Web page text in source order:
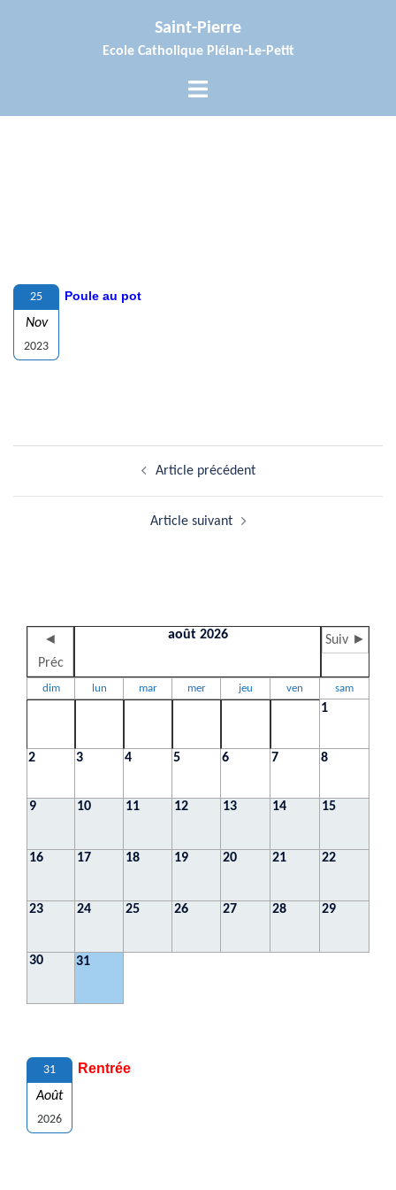
Saint-Pierre
Ecole Catholique Plélan-Le-Petit
Ouvrir/fermer
25
Nov
2023
Poule au pot
Article précédent
Article suivant
◄
Préc
août 2026 Suiv ►
dim lun mar mer jeu ven sam
1
2 3 4 5 6 7 8
9 10 11 12 13 14 15
16 17 18 19 20 21 22
23 24 25 26 27 28 29
30 31
31
Août
2026
Rentrée